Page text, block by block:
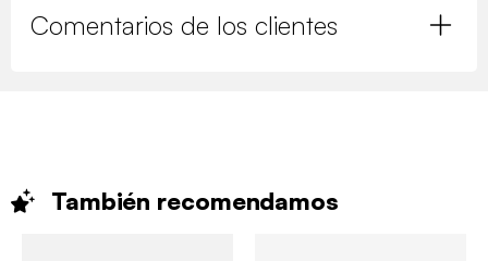
Comentarios de los clientes
También recomendamos